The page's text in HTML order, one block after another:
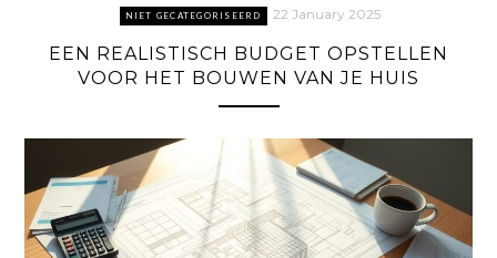
NIET GECATEGORISEERD 22 January 2025
EEN REALISTISCH BUDGET OPSTELLEN
VOOR HET BOUWEN VAN JE HUIS